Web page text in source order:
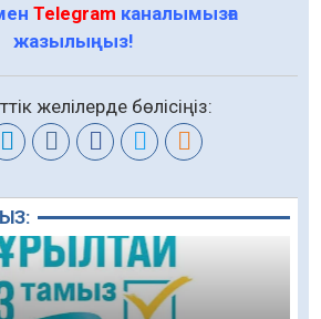
Telegram каналымызға
жазылыңыз!
желілерде бөлісіңіз: